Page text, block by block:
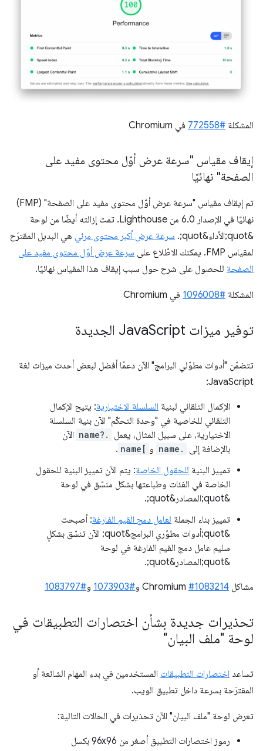
المشكلة #772558 في Chromium
إيقاف مقياس "سرعة عرض أوّل محتوى مفيد على
الصفحة" نهائيًا
تم إيقاف مقياس "سرعة عرض أوّل محتوى مفيد على الصفحة" (FMP)
نهائيًا في الإصدار 6.0 من Lighthouse. تمت إزالته أيضًا من لوحة
&quot;الأداء&quot;.
سرعة عرض أكبر محتوى مرئي هي البديل المقترَح
لمقياس FMP. يمكنك الاطّلاع على
سرعة عرض أوّل محتوى مفيد على
الصفحة للحصول على شرح حول سبب إيقاف هذا المقياس نهائيًا.
المشكلة #1096008 في Chromium
توفير ميزات Java Script الجديدة
تتضمّن "أدوات مطوّلي البرامج" الآن دعمًا أفضل لبعض أحدث ميزات لغة
JavaScript:
الإكمال التلقائي لبنية السلسلة الاختيارية: يتيح الإكمال
التلقائي للخاصية في "وحدة التحكّم" الآن بنية السلسلة
الاختيارية، على سبيل المثال، يعمل
name?. الآن
بالإضافة إلى
name. و name[
.
تمييز البنية للحقول الخاصة: يتم الآن تمييز البنية للحقول
الخاصة في الفئات وطباعتها بشكل منسّق في لوحة
&quot;المصادر&quot;.
تمييز بناء الجملة لعامل دمج القيم الفارغة: أصبحت
&quot;أدوات مطوّري البرامج&quot; الآن تنسّق بشكلٍ
سليم عامل دمج القيم الفارغة في لوحة
&quot;المصادر&quot;.
مشاكل Chromium #1083214 و#1073903 و#1083797
تحذيرات جديدة بشأن اختصارات التطبيقات في
لوحة "ملف البيان"
تساعد اختصارات التطبيقات المستخدمين في بدء المهام الشائعة أو
المقترَحة بسرعة داخل تطبيق الويب.
تعرض لوحة "ملف البيان" الآن تحذيرات في الحالات التالية:
رموز اختصارات التطبيق أصغر من 96x96 بكسل